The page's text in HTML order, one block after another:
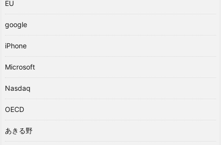
EU
google
iPhone
Microsoft
Nasdaq
OECD
あきる野